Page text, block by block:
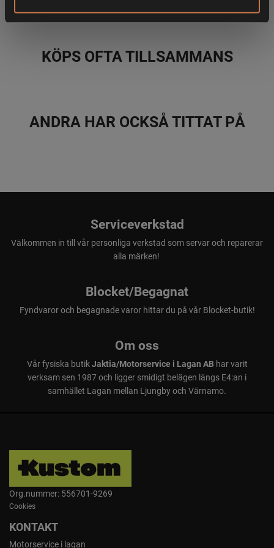
- Knapp under kragen
- Knappar i pärlemor-imitation
KÖPS OFTA TILLSAMMANS
ANDRA HAR OCKSÅ TITTAT PÅ
Serviceverkstad
Välkommen in till vår personliga verkstad som servar och reparerar
alla märken!
Blocket/Begagnat
Fyndvaror och begagnade varor hittar du på vår Blocket-butik!
Om oss
Vår fysiska butikJaktia/Motorservice i Lagan ABhar varit
verksam sen 1987 och ligger smidigt belägen längs E4:an i
samhället Lagan mellan Ljungby och Värnamo.
Org.nummer: 556701-9269
Cookies
KONTAKT
Motorservice i lagan